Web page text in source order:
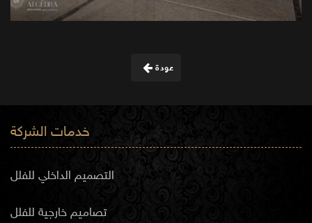
عودة
خدمات الشركة
التصميم الداخلي للفلل
تصاميم خارجية للفلل